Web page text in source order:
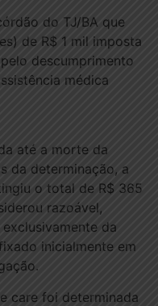
do TJ/BA que
de R$ 1 mil imposta
descumprimento
médica
até a morte da
da determinação, a
o total de R$ 365
razoável,
da
inicialmente em
care foi determinada